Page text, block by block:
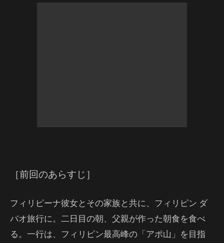
［前回のあらすじ］
フィリピーナ彼女とその家族と共に、フィリピン ダ
バオ旅行に。二日目の朝、父親が作った朝食を食べ
る。一行は、フィリピン最高峰の「アポ山」を目指